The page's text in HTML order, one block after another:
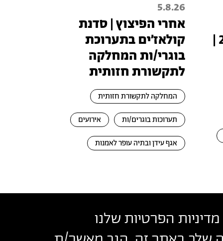
הפרטיות שלנו
טכנופיאודליזם 2026 |
5.8.26
אחרי הפיצוץ | סדנת
קולאז׳ים בתערוכת
בוגרי/ות המחלקה
לתקשורת חזותית
המחלקה לתקשורת חזותית
תערוכות בוגרים/ות אירועים
אגף עידן ובתיה עופר לאמנות